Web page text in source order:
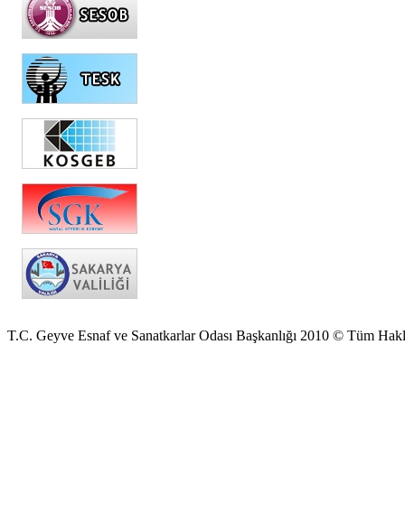
T.C. Geyve Esnaf ve Sanatkarlar Odası Başkanlığı 2010 © Tüm